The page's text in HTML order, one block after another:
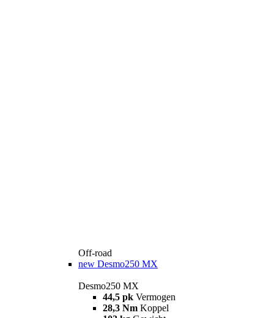
Off-road
new Desmo250 MX
Desmo250 MX
44,5 pk Vermogen
28,3 Nm Koppel